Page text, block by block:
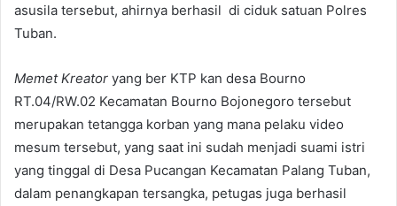
asusila tersebut, ahirnya berhasil di ciduk satuan Polres
Tuban.
Memet Kreator yang ber KTP kan desa Bourno
RT.04/RW.02 Kecamatan Bourno Bojonegoro tersebut
merupakan tetangga korban yang mana pelaku video
mesum tersebut, yang saat ini sudah menjadi suami istri
yang tinggal di Desa Pucangan Kecamatan Palang Tuban,
dalam penangkapan tersangka, petugas juga berhasil